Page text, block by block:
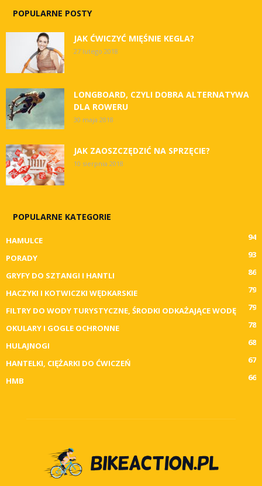
POPULARNE POSTY
JAK ĆWICZYĆ MIĘŚNIE KEGLA?
27 lutego 2018
LONGBOARD, CZYLI DOBRA ALTERNATYWA
DLA ROWERU
30 maja 2018
JAK ZAOSZCZĘDZIĆ NA SPRZĘCIE?
10 sierpnia 2018
POPULARNE KATEGORIE
HAMULCE
94
PORADY
93
GRYFY DO SZTANGI I HANTLI
86
HACZYKI I KOTWICZKI WĘDKARSKIE
79
FILTRY DO WODY TURYSTYCZNE, ŚRODKI ODKAŻAJĄCE WODĘ
79
OKULARY I GOGLE OCHRONNE
78
HULAJNOGI
68
HANTELKI, CIĘŻARKI DO ĆWICZEŃ
67
HMB
66